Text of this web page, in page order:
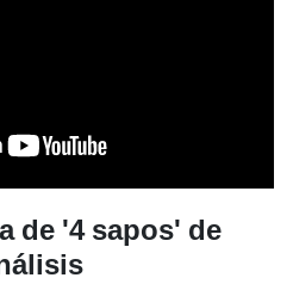
de '4 sapos' de